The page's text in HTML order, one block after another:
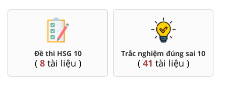
Đề thi HSG 10
( 8tài liệu )
Trắc nghiệm đúng sai 10
( 41 tài liệu )